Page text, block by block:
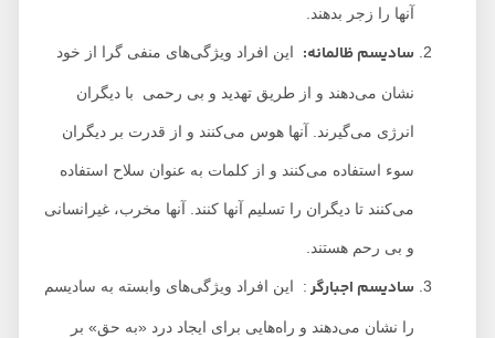
آنها را زجر بدهند.
سادیسم ظالمانه:این افراد ویژگی‌های منفی گرا از خود
نشان می‌دهند و از طریق تهدید و بی رحمی با دیگران
انرژی می‌گیرند. آنها هوس می‌کنند و از قدرت بر دیگران
سوء استفاده می‌کنند و از کلمات به عنوان سلاح استفاده
می‌کنند تا دیگران را تسلیم آنها کنند. آنها مخرب، غیرانسانی
و بی رحم هستند.
سادیسم اجبارگر: این افراد ویژگی‌های وابسته به سادیسم
را نشان می‌دهند و راه‌هایی برای ایجاد درد «به حق» بر